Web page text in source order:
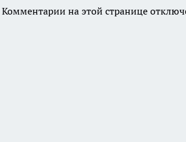
Комментарии на этой странице